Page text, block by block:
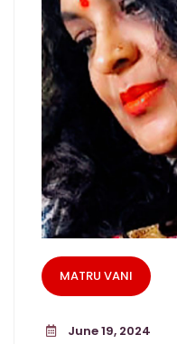
MATRU VANI
June 19, 2024